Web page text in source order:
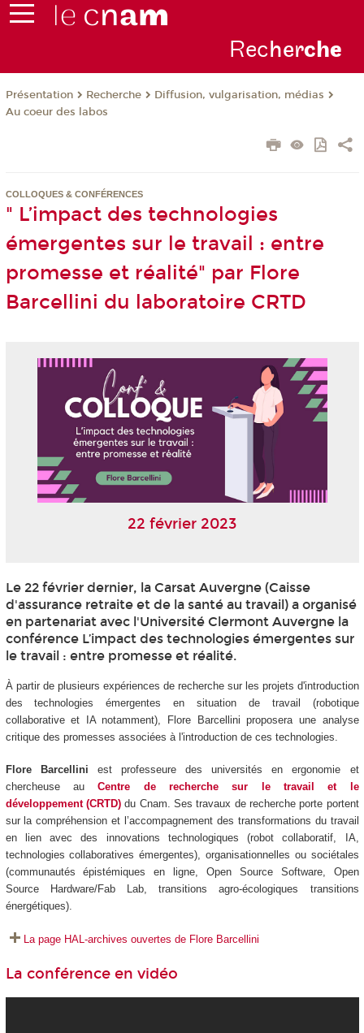
Recherche
Présentation Recherche
Diffusion, vulgarisation, médias
Au coeur des labos
COLLOQUES & CONFÉRENCES
" L’impact des technologies
émergentes sur le travail : entre
promesse et réalité" par Flore
Barcellini du laboratoire CRTD
22 février 2023
Le 22 février dernier, la Carsat Auvergne (Caisse
d'assurance retraite et de la santé au travail) a organisé
en partenariat avec l'Université Clermont Auvergne la
conférence L’impact des technologies émergentes sur
le travail : entre promesse et réalité.
À partir de plusieurs expériences de recherche sur les projets d'introduction
des technologies émergentes en situation de travail (robotique
collaborative et IA notamment), Flore Barcellini proposera une analyse
critique des promesses associées à l'introduction de ces technologies.
Flore Barcellini est professeure des universités en ergonomie et
chercheuse auCentre de recherche sur le travail et le
développement (CRTD)du Cnam. Ses travaux de recherche porte portent
sur la compréhension et l’accompagnement des transformations du travail
en lien avec des innovations technologiques (robot collaboratif, IA,
technologies collaboratives émergentes), organisationnelles ou sociétales
(communautés épistémiques en ligne, Open Source Software, Open
Source Hardware/Fab Lab, transitions agro-écologiques transitions
énergétiques).
La page HAL-archives ouvertes de Flore Barcellini
La conférence en vidéo